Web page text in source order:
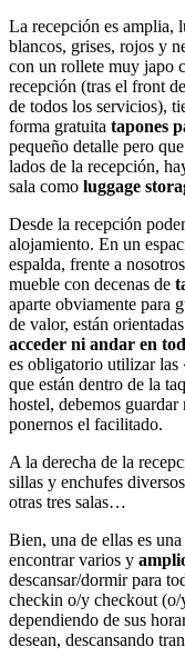
La recepción es amplia,
blancos, grises, rojos y
con un rollete muy japo
recepción (tras el front
de todos los servicios),
forma gratuita tapones
pequeño detalle pero
lados de la recepción,
sala como luggage
Desde la recepción
alojamiento. En un
espalda, frente a
mueble con decenas de
aparte obviamente para
de valor, están
acceder ni andar en
es obligatorio utilizar las
que están dentro de la
hostel, debemos
ponernos el facilitado.
A la derecha de la
sillas y enchufes
otras tres salas…
Bien, una de ellas es
encontrar varios y
descansar/dormir para
checkin o/y checkout (o/
dependiendo de sus
desean, descansando